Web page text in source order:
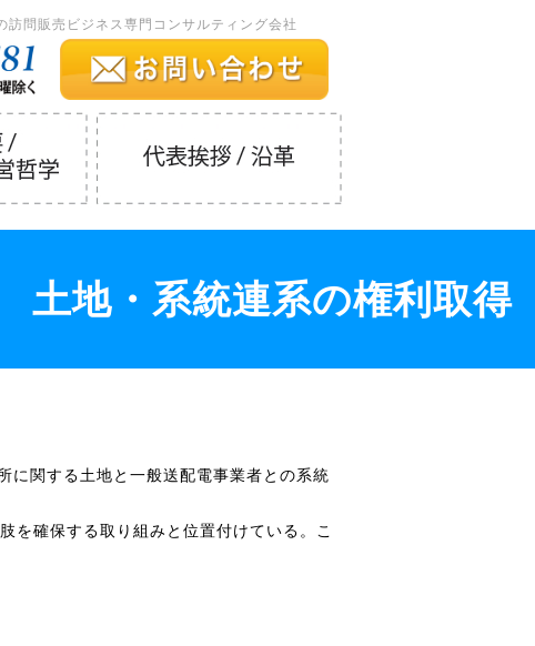
訪問販売ビジネス専門コンサルティング会社
土地・系統連系の権利取得
に関する土地と一般送配電事業者との系統
を確保する取り組みと位置付けている。こ